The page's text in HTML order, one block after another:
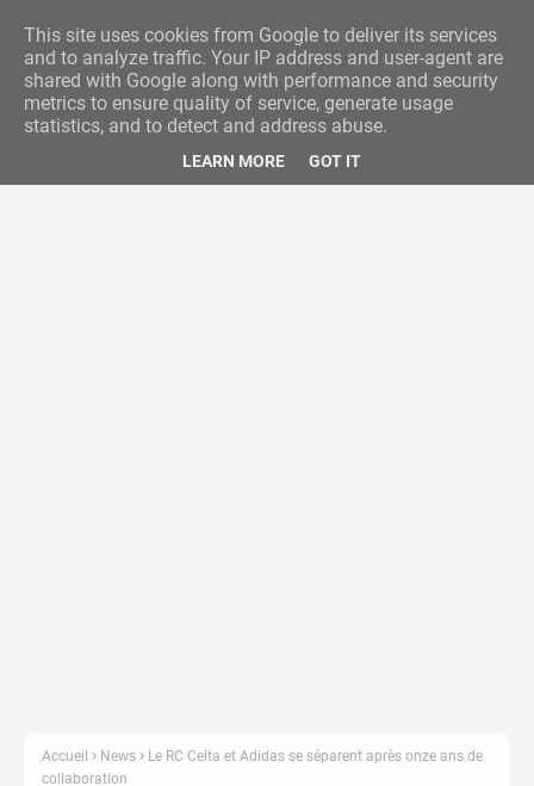
Accueil News
Le RC Celta et Adidas se séparent après onze ans de
collaboration
This site uses cookies from Google to deliver its services
and to analyze traffic. Your IP address and user-agent are
shared with Google along with performance and security
metrics to ensure quality of service, generate usage
statistics, and to detect and address abuse.
LEARN MORE GOT IT